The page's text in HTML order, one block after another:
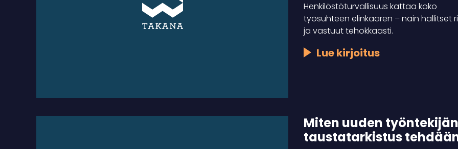
Henkilöstöturvallisuus kattaa koko
työsuhteen elinkaaren – näin hallitset
ja vastuut tehokkaasti.
Lue kirjoitus
Miten uuden työntekijän
taustatarkistus